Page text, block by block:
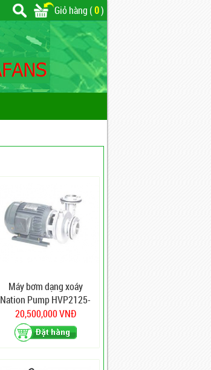
Giỏ hàng (0)
Máy bơm dạng xoáy
Nation Pump HVP2125-
111 20
20,500,000 VNĐ